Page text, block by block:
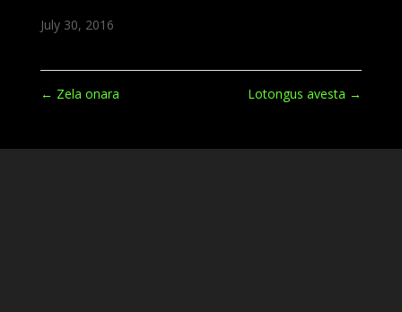
July 30, 2016
← Zela onara Lotongus avesta →